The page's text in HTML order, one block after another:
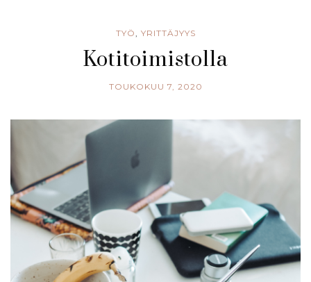
TYÖ YRITTÄJYYS
Kotitoimistolla
TOUKOKUU 7, 2020